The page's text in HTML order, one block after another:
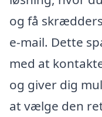
og få
e-mail. Dette
med at
og giver dig
at vælge den